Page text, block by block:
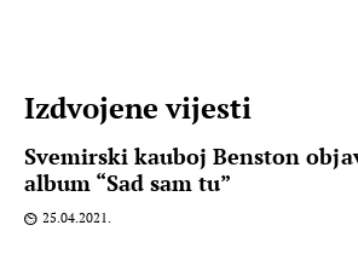
Izdvojene vijesti
Svemirski kauboj Benston
album “Sad sam tu”
25.04.2021.